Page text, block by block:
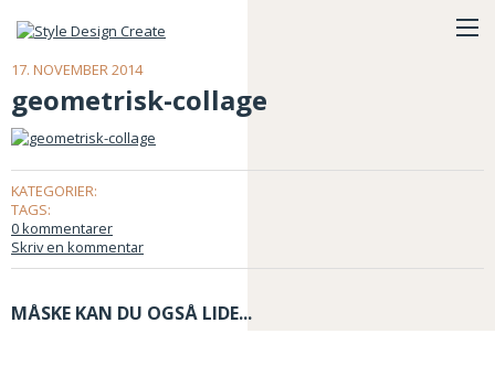
17. NOVEMBER 2014
geometrisk-collage
KATEGORIER:
TAGS:
0 kommentarer
Skriv en kommentar
MÅSKE KAN DU OGSÅ LIDE...